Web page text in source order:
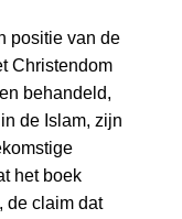
positie van de
Christendom
behandeld,
de Islam, zijn
het boek
de claim dat